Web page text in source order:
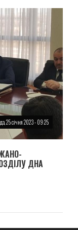
25 січня 2023 - 09:25
ДНА